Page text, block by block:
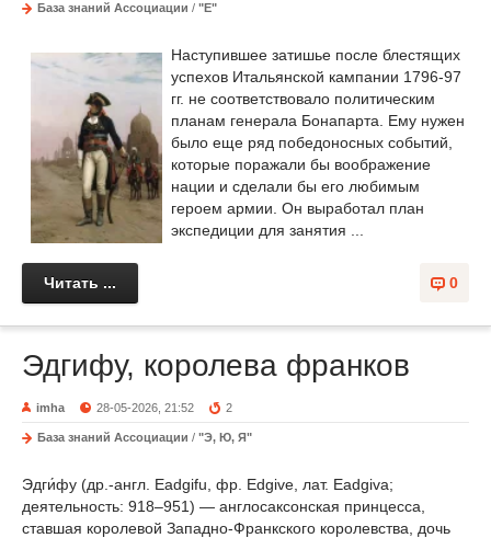
База знаний Ассоциации / "Е"
Наступившее затишье после блестящих
успехов Итальянской кампании 1796-97
гг. не соответствовало политическим
планам генерала Бонапарта. Ему нужен
было еще ряд победоносных событий,
которые поражали бы воображение
нации и сделали бы его любимым
героем армии. Он выработал план
экспедиции для занятия ...
0
Читать ...
Эдгифу, королева франков
imha 28-05-2026, 21:52 2
База знаний Ассоциации / "Э, Ю, Я"
Эдги́фу (др.-англ. Eadgifu, фр. Edgive, лат. Eadgiva;
деятельность: 918–951) — англосаксонская принцесса,
ставшая королевой Западно-Франкского королевства, дочь